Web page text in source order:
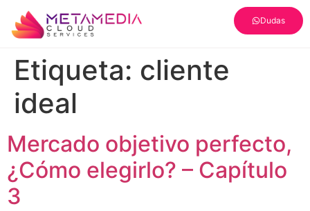
Dudas
Etiqueta: cliente
ideal
Mercado objetivo perfecto,
¿Cómo elegirlo? – Capítulo
3